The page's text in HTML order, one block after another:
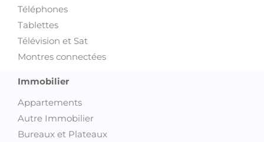
Téléphones
Tablettes
Télévision et Sat
Montres connectées
Immobilier
Appartements
Autre Immobilier
Bureaux et Plateaux